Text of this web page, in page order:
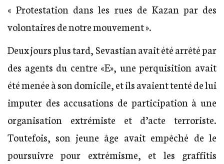
« Protestation dans les rues de Kazan par des
volontaires de notre mouvement ».
Deux jours plus tard, Sevastian avait été arrêté par
des agents du centre «E», une perquisition avait
été menée à son domicile, et ils avaient tenté de lui
imputer des accusations de participation à une
organisation extrémiste et d’acte terroriste.
Toutefois, son jeune âge avait empêché de le
poursuivre pour extrémisme, et les graffitis